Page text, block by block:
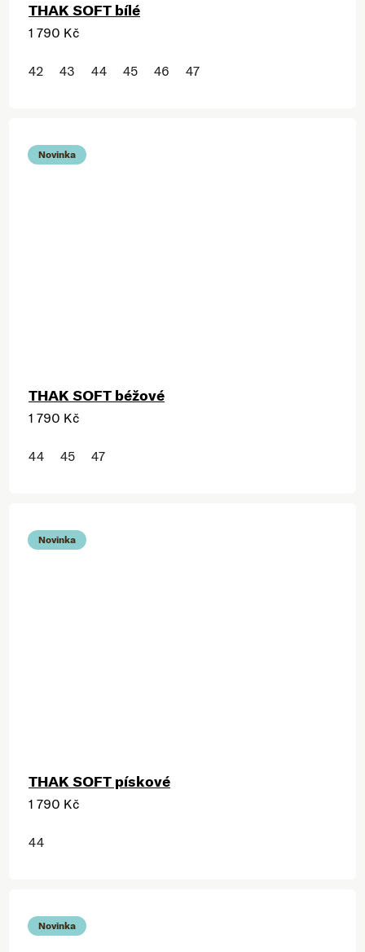
THAK SOFT bílé
1 790 Kč
42 43 44 45 46 47
Novinka
THAK SOFT béžové
1 790 Kč
44 45 47
Novinka
THAK SOFT pískové
1 790 Kč
44
Novinka